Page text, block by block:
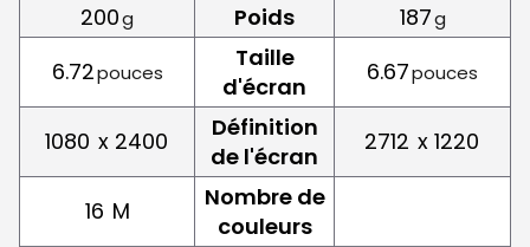
200g Poids 187g
6.72pouces
Taille
d'écran
6.67pouces
1080 x 2400
Définition
de l'écran
2712 x 1220
16 M
Nombre de
couleurs